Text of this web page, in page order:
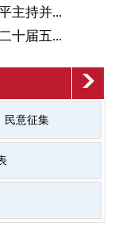
主持并...
十届五...
民意征集